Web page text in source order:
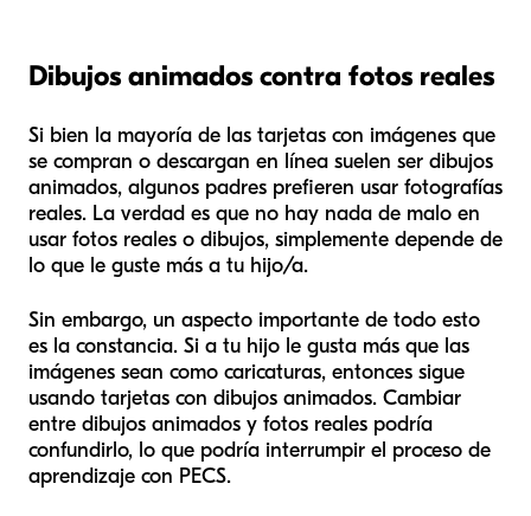
Dibujos animados contra fotos reales
Si bien la mayoría de las tarjetas con imágenes que
se compran o descargan en línea suelen ser dibujos
animados, algunos padres prefieren usar fotografías
reales. La verdad es que no hay nada de malo en
usar fotos reales o dibujos, simplemente depende de
lo que le guste más a tu hijo/a.
Sin embargo, un aspecto importante de todo esto
es la constancia. Si a tu hijo le gusta más que las
imágenes sean como caricaturas, entonces sigue
usando tarjetas con dibujos animados. Cambiar
entre dibujos animados y fotos reales podría
confundirlo, lo que podría interrumpir el proceso de
aprendizaje con PECS.